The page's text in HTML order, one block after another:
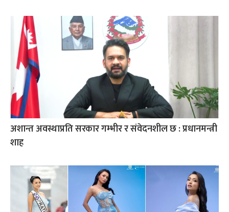
अशान्त अवस्थाप्रति सरकार गम्भीर र संवेदनशील छ : प्रधानमन्त्री
शाह